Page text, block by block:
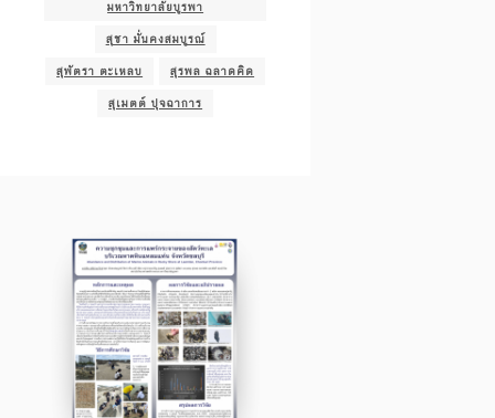
มหาวิทยาลัยบูรพา
สุชา มั่นคงสมบูรณ์
สุพัตรา ตะเหลบ สุรพล ฉลาดคิด
สุเมตต์ ปุจฉาการ